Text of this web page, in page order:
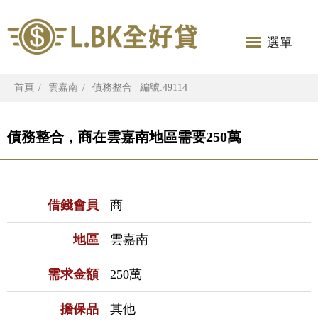
選單
首頁 雲嘉南 債務整合 | 編號:49114
債務整合，商在雲嘉南地區需要250萬
借錢會員 商
地區 雲嘉南
需求金額 250萬
擔保品 其他